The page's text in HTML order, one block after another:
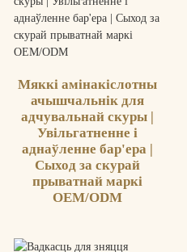
Мяккі амінакіслотны
ачышчальнік для
адчувальнай скуры |
Увільгатненне і
аднаўленне бар'ера |
Сыход за скурай
прыватнай маркі
OEM/ODM